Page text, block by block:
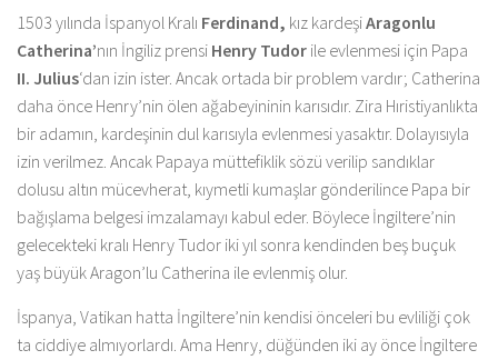
1503 yılında İspanyol Kralı Ferdinand, kız kardeşiAragonlu
Catherina’nın İngiliz prensi Henry Tudor ile evlenmesi için Papa
II. Julius‘dan izin ister. Ancak ortada bir problem vardır; Catherina
daha önce Henry’nin ölen ağabeyininin karısıdır. Zira Hıristiyanlıkta
bir adamın, kardeşinin dul karısıyla evlenmesi yasaktır. Dolayısıyla
izin verilmez. Ancak Papaya müttefiklik sözü verilip sandıklar
dolusu altın mücevherat, kıymetli kumaşlar gönderilince Papa bir
bağışlama belgesi imzalamayı kabul eder. Böylece İngiltere’nin
gelecekteki kralı Henry Tudor iki yıl sonra kendinden beş buçuk
yaş büyük Aragon’lu Catherina ile evlenmiş olur.
İspanya, Vatikan hatta İngiltere’nin kendisi önceleri bu evliliği çok
ta ciddiye almıyorlardı. Ama Henry, düğünden iki ay önce İngiltere